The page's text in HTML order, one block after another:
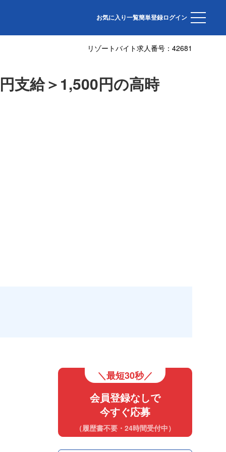
お気に入り一覧簡単登録ログイン
リゾートバイト求人番号： 42681
支給＞1,500円の高時
＼最短30秒／
会員登録なしで
今すぐ応募
（履歴書不要・24時間受付中）